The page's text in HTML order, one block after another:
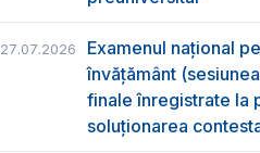
27.07.2026
Examenul național
învățământ
finale înregistrate la
soluționarea